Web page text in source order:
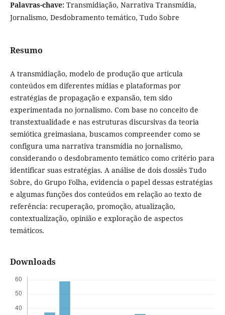
Palavras-chave: Transmidiação, Narrativa Transmídia,
Jornalismo, Desdobramento temático, Tudo Sobre
Resumo
A transmidiação, modelo de produção que articula
conteúdos em diferentes mídias e plataformas por
estratégias de propagação e expansão, tem sido
experimentada no jornalismo. Com base no conceito de
transtextualidade e nas estruturas discursivas da teoria
semiótica greimasiana, buscamos compreender como se
configura uma narrativa transmídia no jornalismo,
considerando o desdobramento temático como critério para
identificar suas estratégias. A análise de dois dossiês Tudo
Sobre, do Grupo Folha, evidencia o papel dessas estratégias
e algumas funções dos conteúdos em relação ao texto de
referência: recuperação, promoção, atualização,
contextualização, opinião e exploração de aspectos
temáticos.
Downloads